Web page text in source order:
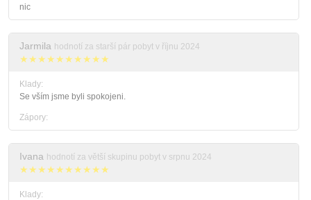
nic
Jarmila hodnotí za starší pár pobyt v říjnu 2024
★★★★★★★★★★
Klady:
Se vším jsme byli spokojeni.
Zápory:
Ivana hodnotí za větší skupinu pobyt v srpnu 2024
★★★★★★★★★★
Klady: